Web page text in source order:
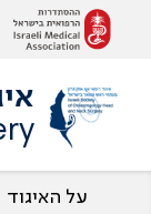
על האיגוד